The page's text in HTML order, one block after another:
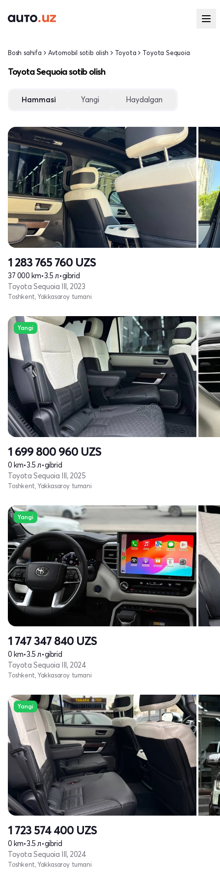
Bosh sahifa Avtomobil sotib olish Toyota Toyota Sequoia
Toyota Sequoia sotib olish
Hammasi Yangi Haydalgan
1 283 765 760 UZS
37 000 km•3.5 л•gibrid
Toyota Sequoia III, 2023
Toshkent, Yakkasaroy tumani
Yangi
1 699 800 960 UZS
0 km•3.5 л•gibrid
Toyota Sequoia III, 2025
Toshkent, Yakkasaroy tumani
Yangi
1 747 347 840 UZS
0 km•3.5 л•gibrid
Toyota Sequoia III, 2024
Toshkent, Yakkasaroy tumani
Yangi
1 723 574 400 UZS
0 km•3.5 л•gibrid
Toyota Sequoia III, 2024
Toshkent, Yakkasaroy tumani